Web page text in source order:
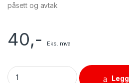
påsett og avtak
40,- Eks. mva
Ankelmerke uten nr., plast,